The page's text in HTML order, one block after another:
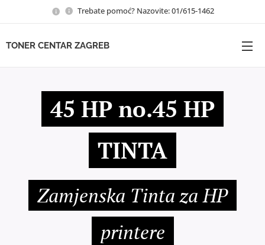
Trebate pomoć? Nazovite: 01/615-1462
TONER CENTAR ZAGREB
45 HP no.45 HP
TINTA
Zamjenska Tinta za HP
printere